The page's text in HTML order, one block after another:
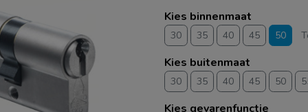
Kies binnenmaat
30 35 40 45 50
Kies buitenmaat
30 35 40 45 50
Kies gevarenfunctie